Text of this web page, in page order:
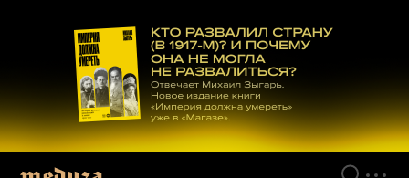
материалам